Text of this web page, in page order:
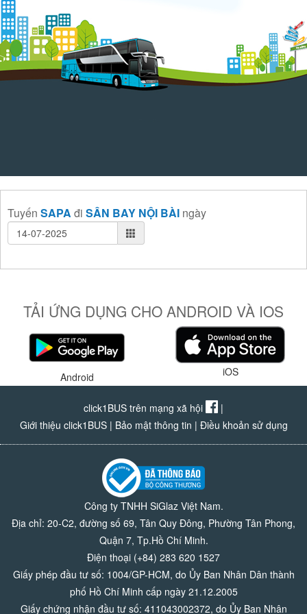
Tuyến SAPA đi SÂN BAY NỘI BÀI ngày
TẢI ỨNG DỤNG CHO ANDROID VÀ IOS
Android iOS
click1BUS trên mạng xã hội
|
Giới thiệu click1BUS| Bảo mật thông tin | Điều khoản sử dụng
Công ty TNHH SiGlaz Việt Nam.
Địa chỉ: 20-C2, đường số 69, Tân Quy Đông, Phường Tân Phong,
Quận 7, Tp.Hồ Chí Minh.
Điện thoại (+84) 283 620 1527
Giấy phép đầu tư số: 1004/GP-HCM, do Ủy Ban Nhân Dân thành
phố Hồ Chí Minh cấp ngày 21.12.2005
Giấy chứng nhận đầu tư số: 411043002372, do Ủy Ban Nhân